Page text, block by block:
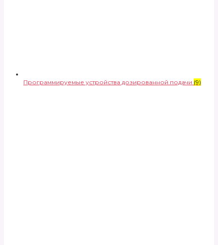
Программируемые устройства дозированной подачи (9)